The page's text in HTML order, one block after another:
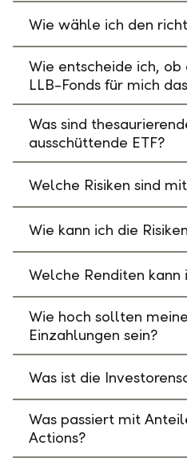
Wie wähle ich den
Wie entscheide ich, ob
LLB-Fonds für mich
Was sind
ausschüttende ETF?
Welche Risiken sind
Wie kann ich die
Welche Renditen
Wie hoch sollten
Einzahlungen sein?
Was ist die
Was passiert mit
Actions?